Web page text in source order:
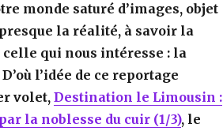
monde saturé d’images, objet
la réalité, à savoir la
qui nous intéresse : la
l’idée de ce reportage
volet,Destination le Limousin :
la noblesse du cuir (1/3), le